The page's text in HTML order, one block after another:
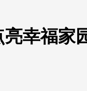
幸福家